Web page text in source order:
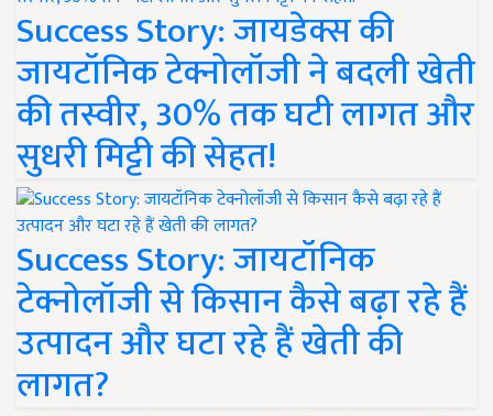
Success Story: जायडेक्स की
जायटॉनिक टेक्नोलॉजी ने बदली खेती
की तस्वीर, 30% तक घटी लागत और
सुधरी मिट्टी की सेहत!
Success Story: जायटॉनिक
टेक्नोलॉजी से किसान कैसे बढ़ा रहे हैं
उत्पादन और घटा रहे हैं खेती की
लागत?